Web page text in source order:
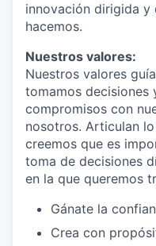
innovación dirigida y
hacemos.
Nuestros valores:
Nuestros valores
tomamos decisiones
compromisos con
nosotros. Articulan
creemos que es
toma de decisiones
en la que queremos
Gánate la
Crea con